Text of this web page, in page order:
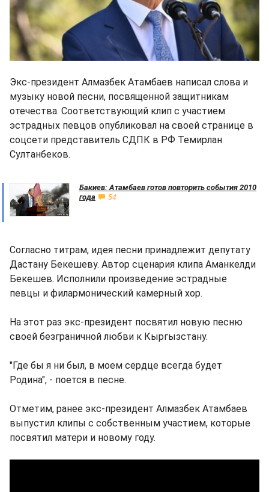
Экс-президент Алмазбек Атамбаев написал слова и
музыку новой песни, посвященной защитникам
отечества. Соответствующий клип с участием
эстрадных певцов опубликовал на своей странице в
соцсети представитель СДПК в РФ Темирлан
Султанбеков.
Бакиев: Атамбаев готов повторить события 2010
года
54
Согласно титрам, идея песни принадлежит депутату
Дастану Бекешеву. Автор сценария клипа Аманкелди
Бекешев. Исполнили произведение эстрадные
певцы и филармонический камерный хор.
На этот раз экс-президент посвятил новую песню
своей безграничной любви к Кыргызстану.
"Где бы я ни был, в моем сердце всегда будет
Родина", - поется в песне.
Отметим, ранее экс-президент Алмазбек Атамбаев
выпустил клипы с собственным участием, которые
посвятил матери и новому году.